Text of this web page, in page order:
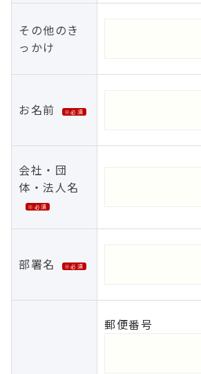
その他のき
っかけ
お名前 ※必須
会社・団
体・法人名
※必須
部署名 ※必須
郵便番号